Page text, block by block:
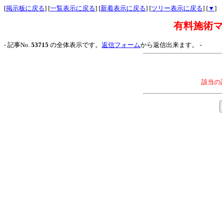
[掲示板に戻る] [一覧表示に戻る] [新着表示に戻る] [ツリー表示に戻る] [▼ ]
有料施術
- 記事No. 53715 の全体表示です。 返信フォームから返信出来ます。 -
該当の